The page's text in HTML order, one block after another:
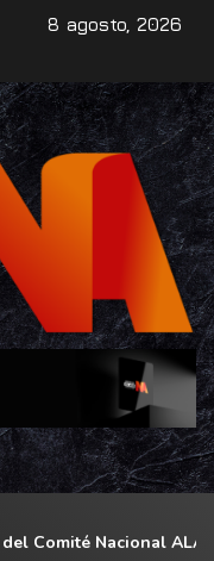
8 agosto, 2026
Nacional ALAS